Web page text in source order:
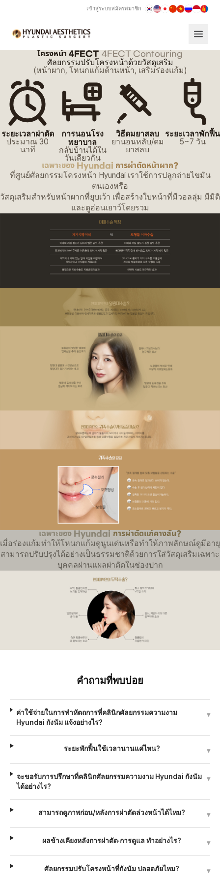
เข้าสู่ระบบสมัครสมาชิก
ศัลยกรรมปรับโครงหน้าด้วยวัสดุเสริม Hyundai
โครงหน้า 4FECT 4FECT Contouring
ศัลยกรรมปรับโครงหน้าด้วยวัสดุเสริม
(หน้าผาก, โหนกแก้มด้านหน้า, เสริมร่องแก้ม)
ระยะเวลาผ่าตัด
ประมาณ 30
นาที
การนอนโรง
พยาบาล
กลับบ้านได้ใน
วันเดียวกัน
วิธีดมยาสลบ
ยานอนหลับ/ดม
ยาสลบ
ระยะเวลาพักฟื้น
5~7 วัน
เฉพาะของ Hyundai การผ่าตัดหน้าผาก?
ที่ศูนย์ศัลยกรรมโครงหน้า Hyundai เราใช้การปลูกถ่ายไขมัน
ตนเองหรือ
วัสดุเสริมสำหรับหน้าผากที่ยุบเว้า เพื่อสร้างใบหน้าที่มีวอลลุ่ม มีมิติ
และดูอ่อนเยาว์โดยรวม
ลักษณะเด่นของการผ่าตัดหน้าผาก
การปลูกถ่ายไขมันตนเอง vs การผ่าตัดหน้าผากด้วยวัสดุเสริม
การปลูกถ่ายไขมันตนเอง: แนะนำสำหรับกรณีที่หน้าผากยุบไม่มาก
การปลูกถ่ายไขมันตนเอง: ใช้วิธีฉีดโดยไม่ต้องผ่าตัดเปิดแผล จึงแ
การปลูกถ่ายไขมันตนเอง: ใช้ไขมันส่วนเกินจากต้นขาหรือหน้าท้
การปลูกถ่ายไขมันตนเอง: ช่วยให้ได้ผลของการดูดไขมันจากการ
การผ่าตัดหน้าผากด้วยวัสดุเสริม: แนะนำสำหรับกรณีที่หน้าผากยุ
การผ่าตัดหน้าผากด้วยวัสดุเสริม: เปิดแผลด้านหลังแนวไรผม จึงแ
การผ่าตัดหน้าผากด้วยวัสดุเสริม: ใช้ 3D-CT จำลองโครงสร้าง
การผ่าตัดหน้าผากด้วยวัสดุเสริม: ให้ผลลัพธ์ถาวรด้วยการทำเพียง
การผ่าตัดโหนกแก้มด้านหน้าเฉพาะของ Hyundai?
ที่ศูนย์ศัลยกรรมโครงหน้า Hyundai เราใช้การปลูกถ่ายไขมันตนเ
วัสดุเสริมสำหรับหน้าผากที่ยุบเว้า เพื่อสร้างใบหน้าที่มีวอลลุ่ม มีมิ
ผลลัพธ์ของการผ่าตัดโหนกแก้มด้านหน้า
ช่วยเพิ่มมิติให้ใบหน้าที่แบนราบและขาดวอลลุ่ม ทำให้ดูอ่อนเยาว์
เพิ่มวอลลุ่มบริเวณโหนกแก้มด้านหน้าเพื่อเบี่ยงจุดสนใจ ทำให้โห
เพิ่มมิติให้ใบหน้า ทำให้ใบหน้าดูเล็กลง
ให้ผลลัพธ์ที่คงทนกว่าฟิลเลอร์หรือการปลูกถ่ายไขมัน
ปริมาตรของวัสดุเสริมช่วยให้ผิวดูลิฟต์กระชับขึ้น
เพิ่มมิติให้ใบหน้า ทำให้ใบหน้าดูเล็กลง
การผ่าตัดเสริมร่องแก้มเฉพาะของ Hyundai (การเสริมบริเวณข้าง
เมื่อร่องแก้มทำให้โหนกแก้มดูนูนเด่นหรือทำให้ภาพลักษณ์ดูมีอายุ
สามารถปรับปรุงได้อย่างเป็นธรรมชาติด้วยการใส่วัสดุเสริมเฉพ
ข้อดีของการผ่าตัดเสริมร่องแก้ม
แผลผ่าตัดภายในจมูก, การสร้างช่องว่าง, วัสดุเสริม
การผ่าตัดใส่วัสดุเสริมเฉพาะบุคคลผ่านแผลภายในจมูก
01 แผลอยู่ภายในจมูก จึงมองไม่เห็นรอยแผล
02 ไม่มีข้อจำกัดในการรับประทานอาหารหลังผ่าตัด
03 สามารถสร้างช่องว่างได้อย่างแม่นยำตามขนาดที่เหมาะสม
04 วัสดุเสริมแทบไม่เคลื่อนตำแหน่ง
05 แผลเล็ก ฟื้นตัวเร็ว และบวมน้อย
เฉพาะของ Hyundai การผ่าตัดแก้คางสั้น?
เมื่อร่องแก้มทำให้โหนกแก้มดูนูนเด่นหรือทำให้ภาพลักษณ์ดูมีอายุ
สามารถปรับปรุงได้อย่างเป็นธรรมชาติด้วยการใส่วัสดุเสริมเฉพาะ
บุคคลผ่านแผลผ่าตัดในช่องปาก
แผลในช่องปาก ไร้รอยแผลเป็น
สร้างเอฟเฟกต์ V-line ให้ใบหน้าที่สั้นและทู่
ให้ผลลัพธ์ถาวรที่แตกต่างจากฟิลเลอร์และการปลูกถ่ายไขมัน
แนวคางเรียวสวยโดยไม่ต้องตัดกระดูก
คำถามที่พบบ่อย
ค่าใช้จ่ายในการทำหัตถการที่คลินิกศัลยกรรมความงาม
Hyundai กังนัม แจ้งอย่างไร?
▾
ระยะพักฟื้นใช้เวลานานแค่ไหน? ▾
จะขอรับการปรึกษาที่คลินิกศัลยกรรมความงาม Hyundai กังนัม
ได้อย่างไร?
▾
สามารถดูภาพก่อน/หลังการผ่าตัดล่วงหน้าได้ไหม? ▾
ผลข้างเคียงหลังการผ่าตัด·การดูแล ทำอย่างไร? ▾
ศัลยกรรมปรับโครงหน้าที่กังนัม ปลอดภัยไหม? ▾